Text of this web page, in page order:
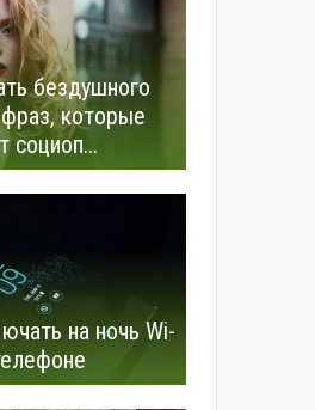
бездушного
которые
социоп...
на ночь Wi-